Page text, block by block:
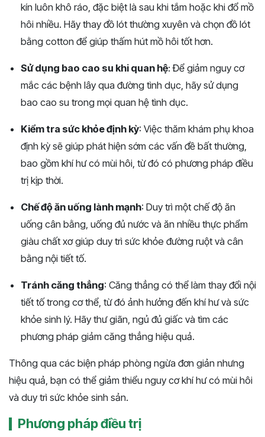
kín luôn khô ráo, đặc biệt là sau khi tắm hoặc khi đổ mồ
hôi nhiều. Hãy thay đồ lót thường xuyên và chọn đồ lót
bằng cotton để giúp thấm hút mồ hôi tốt hơn.
Sử dụng bao cao su khi quan hệ: Để giảm nguy cơ
mắc các bệnh lây qua đường tình dục, hãy sử dụng
bao cao su trong mọi quan hệ tình dục.
Kiểm tra sức khỏe định kỳ: Việc thăm khám phụ khoa
định kỳ sẽ giúp phát hiện sớm các vấn đề bất thường,
bao gồm khí hư có mùi hôi, từ đó có phương pháp điều
trị kịp thời.
Chế độ ăn uống lành mạnh: Duy trì một chế độ ăn
uống cân bằng, uống đủ nước và ăn nhiều thực phẩm
giàu chất xơ giúp duy trì sức khỏe đường ruột và cân
bằng nội tiết tố.
Tránh căng thẳng: Căng thẳng có thể làm thay đổi nội
tiết tố trong cơ thể, từ đó ảnh hưởng đến khí hư và sức
khỏe sinh lý. Hãy thư giãn, ngủ đủ giấc và tìm các
phương pháp giảm căng thẳng hiệu quả.
Thông qua các biện pháp phòng ngừa đơn giản nhưng
hiệu quả, bạn có thể giảm thiểu nguy cơ khí hư có mùi hôi
và duy trì sức khỏe sinh sản.
Phương pháp điều trị